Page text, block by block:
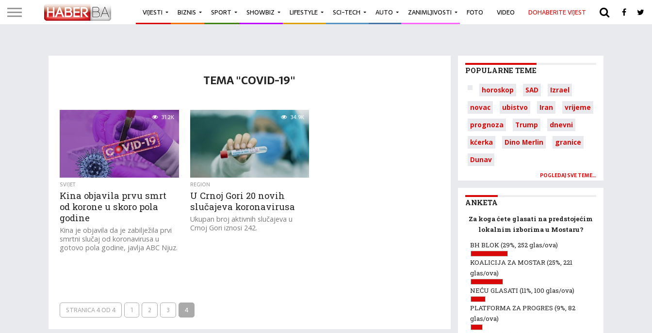
VIJESTI BIZNIS SPORT SHOWBIZ LIFESTYLE SCI-TECH AUTO ZANIMLJIVOSTI FOTO VIDEO DOHABERITE VIJEST ARHIVA
TEMA "COVID-19"
31.2K
SVIJET
Kina objavila prvu smrt
od korone u skoro pola
godine
Kina je objavila da je zabilježila prvi
smrtni slučaj od koronavirusa u
gotovo pola godine, javlja ABC Njuz.
34.9K
REGION
U Crnoj Gori 20 novih
slučajeva koronavirusa
Ukupan broj aktivnih slučajeva u
Crnoj Gori iznosi 242.
STRANICA 4 OD 4 1 2 3 4
POPULARNE TEME
horoskop SAD
Izrael
novac
ubistvo Iran
vrijeme
prognoza
Trump
dnevni
kćerka
Dino Merlin
granice
Dunav
POGLEDAJ SVE TEME…
ANKETA
Za koga ćete glasati na predstojećim
lokalnim izborima u Mostaru?
BH BLOK(29%, 252 glas/ova)
KOALICIJA ZA MOSTAR(25%, 221
glas/ova)
NEĆU GLASATI (11%, 100 glas/ova)
PLATFORMA ZA PROGRES (9%, 82
glas/ova)